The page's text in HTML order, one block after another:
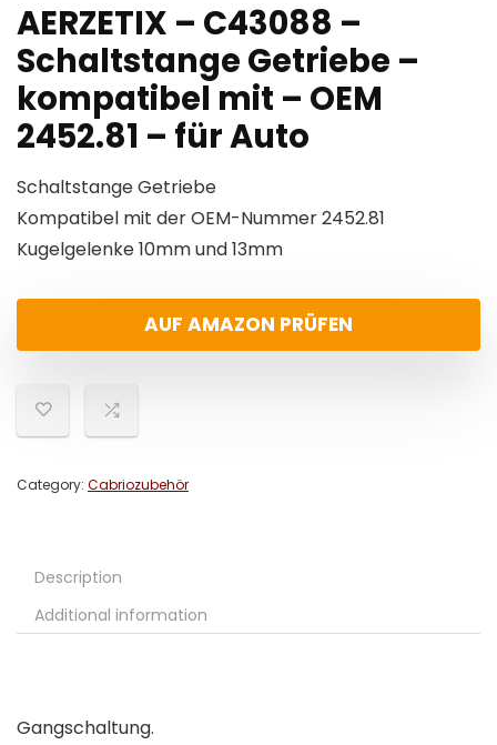
AERZETIX – C43088 –
Schaltstange Getriebe –
kompatibel mit – OEM
2452.81 – für Auto
Schaltstange Getriebe
Kompatibel mit der OEM-Nummer 2452.81
Kugelgelenke 10mm und 13mm
AUF AMAZON PRÜFEN
Category: Cabriozubehör
Description
Additional information
Gangschaltung.